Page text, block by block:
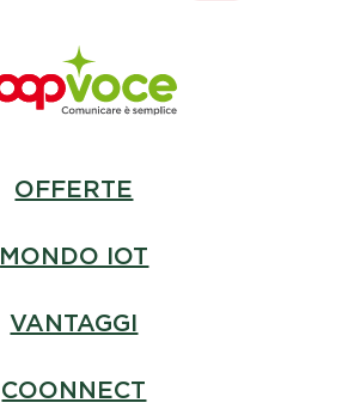
OFFERTE
MONDO IOT
VANTAGGI
COONNECT